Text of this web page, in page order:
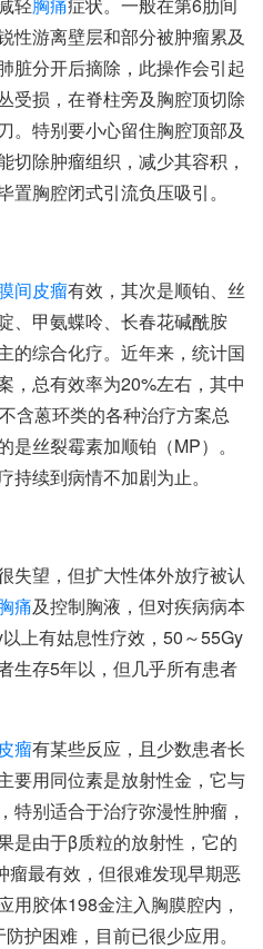
性游离壁层和部分被肿瘤累及
脏分开后摘除，此操作会引起
受损，在脊柱旁及胸腔顶切除
。特别要小心留住胸腔顶部及
切除肿瘤组织，减少其容积，
胸腔闭式引流负压吸引。
间皮瘤有效，其次是顺铂、丝
、甲氨蝶呤、长春花碱酰胺
的综合化疗。近年来，统计国
，总有效率为20%左右，其中
含蒽环类的各种治疗方案总
丝裂霉素加顺铂（MP）。
续到病情不加剧为止。
失望，但扩大性体外放疗被认
痛及控制胸液，但对疾病病本
上有姑息性疗效，50～55Gy
生存5年以，但几乎所有患者
瘤有某些反应，且少数患者长
要用同位素是放射性金，它与
特别适合于治疗弥漫性肿瘤，
是由于β质粒的放射性，它的
瘤最有效，但很难发现早期恶
用胶体198金注入胸膜腔内，
护困难，目前已很少应用。